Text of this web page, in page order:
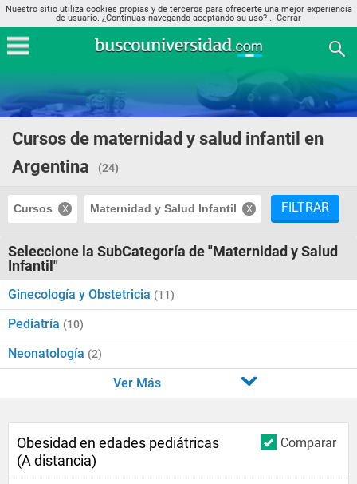
Nuestro sitio utiliza cookies propias y de terceros para ofrecerte una mejor experiencia
de usuario. ¿Continuas navegando aceptando su uso? .. Cerrar
Cursos de maternidad y salud infantil en
Argentina
(24)
Cursos Maternidad y Salud Infantil FILTRAR
Seleccione la SubCategoría de "Maternidad y Salud
Infantil"
Ginecología y Obstetricia (11)
Pediatría (10)
Neonatología (2)
Ver Más
Comparar
Obesidad en edades pediátricas
(A distancia)